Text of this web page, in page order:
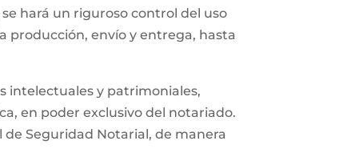
hará un riguroso control del uso
producción, envío y entrega, hasta
intelectuales y patrimoniales,
en poder exclusivo del notariado.
Seguridad Notarial, de manera